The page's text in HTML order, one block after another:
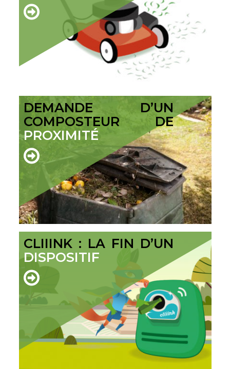
DEMANDE D’UN
COMPOSTEUR DE
PROXIMITÉ
CLIIINK : LA FIN D’UN
DISPOSITIF